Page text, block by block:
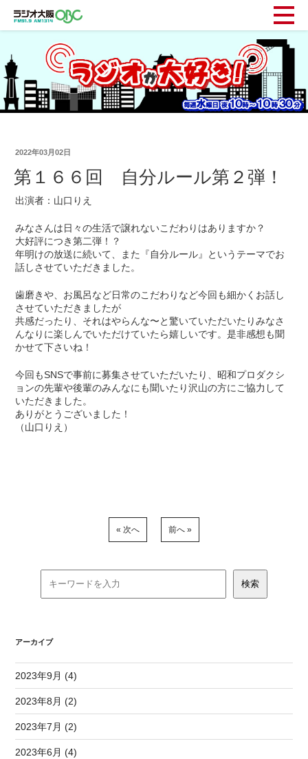
2022年03月02日
第１６６回 自分ルール第２弾！
出演者：山口りえ
みなさんは日々の生活で譲れないこだわりはありますか？
大好評につき第二弾！？
年明けの放送に続いて、また『自分ルール』というテーマでお
話しさせていただきました。
歯磨きや、お風呂など日常のこだわりなど今回も細かくお話し
させていただきましたが
共感だったり、それはやらんな〜と驚いていただいたりみなさ
んなりに楽しんでいただけていたら嬉しいです。是非感想も聞
かせて下さいね！
今回もSNSで事前に募集させていただいたり、昭和プロダクシ
ョンの先輩や後輩のみんなにも聞いたり沢山の方にご協力して
いただきました。
ありがとうございました！
（山口りえ）
« 次へ 前へ »
アーカイブ
2023年9月 (4)
2023年8月 (2)
2023年7月 (2)
2023年6月 (4)